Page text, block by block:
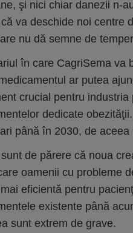
şi nici chiar danezii n-
va deschide noi centre
nu dă semne de
în care CagriSema va
ar putea
crucial pentru
dedicate
până în 2030, de
de părere că noua
oamenii cu probleme
eficientă pentru
existente până
sunt extrem de grave.